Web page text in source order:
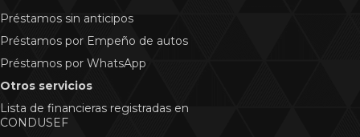
Préstamos sin anticipos
Préstamos por Empeño de autos
Préstamos por WhatsApp
Otros servicios
Lista de financieras registradas en
CONDUSEF